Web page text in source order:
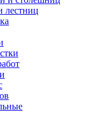
лестниц